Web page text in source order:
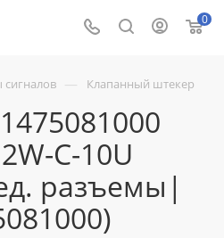
0
— Клапанный штекер
C-10U
разъемы|